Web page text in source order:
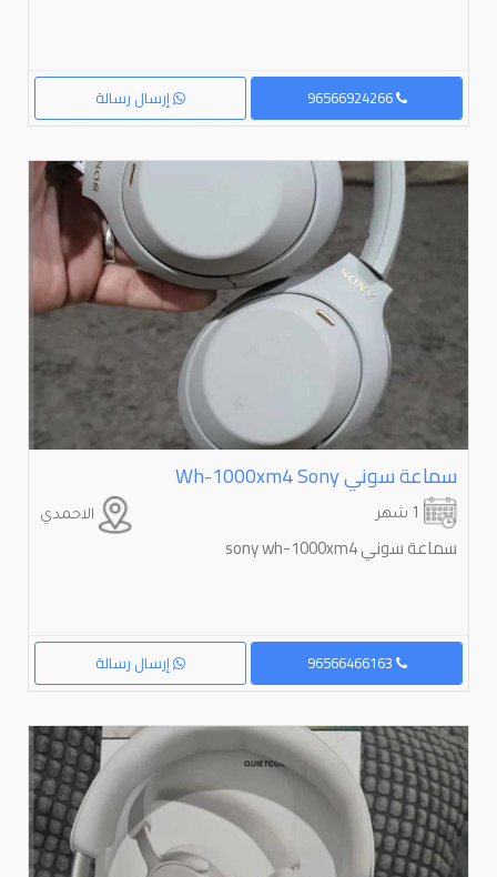
إرسال رسالة 96566924266
سماعة سوني ⁦⁦sony⁩⁩ ⁦⁦wh-1000xm4⁩⁩
الاحمدي
سماعة سوني sony wh-1000xm4
إرسال رسالة